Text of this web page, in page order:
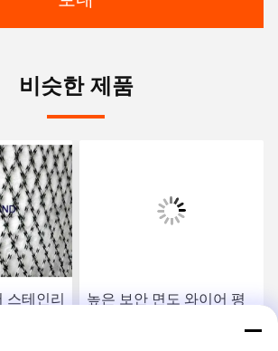
비슷한 제품
스테인리
벽 면도
와이어
높은 보안 면도 와이어 평